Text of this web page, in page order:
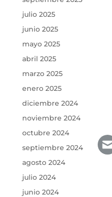
julio 2025
junio 2025
mayo 2025
abril 2025
marzo 2025
enero 2025
diciembre 2024
noviembre 2024
octubre 2024
septiembre 2024
agosto 2024
julio 2024
junio 2024